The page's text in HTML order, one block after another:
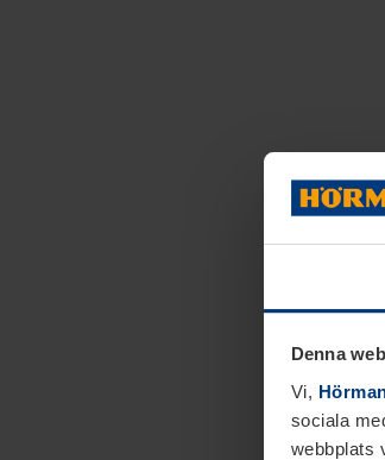
Denna
Vi,
sociala
webbplats